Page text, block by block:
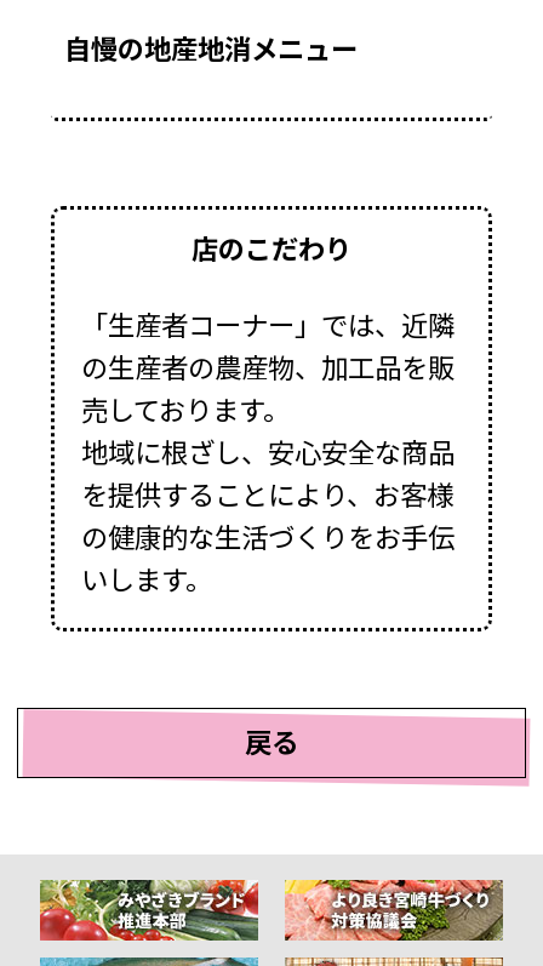
自慢の地産地消メニュー
店のこだわり
「生産者コーナー」では、近隣
の生産者の農産物、加工品を販
売しております。
地域に根ざし、安心安全な商品
を提供することにより、お客様
の健康的な生活づくりをお手伝
いします。
戻る